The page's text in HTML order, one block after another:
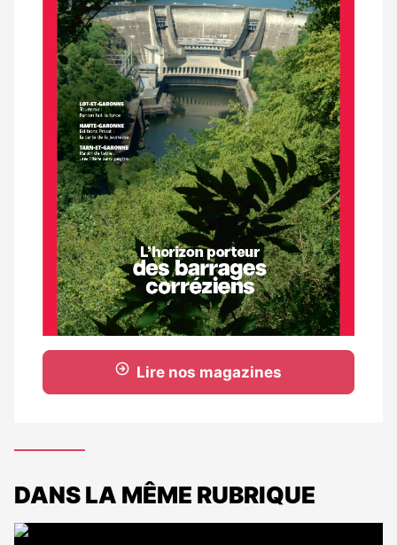
Lire nos magazines
DANS LA MÊME RUBRIQUE